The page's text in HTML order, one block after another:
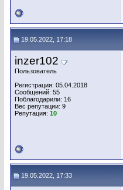
19.05.2022, 17:18
inzer102
Пользователь
Регистрация: 05.04.2018
Сообщений: 55
Поблагодарили: 16
Вес репутации: 9
Репутация: 10
19.05.2022, 17:33